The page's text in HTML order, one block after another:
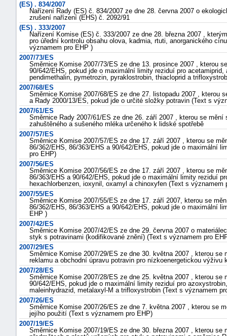
(ES) . 834/2007
Nařízení Rady (ES) č. 834/2007 ze dne 28. června 2007 o
zrušení nařízení (EHS) č. 2092/91
(ES) . 333/2007
Nařízení Komise (ES) č. 333/2007 ze dne 28. března 2007 ,
pro úřední kontrolu obsahu olova, kadmia, rtuti, anorganického
významem pro EHP )
2007/73/ES
Směrnice Komise 2007/73/ES ze dne 13. prosince 2007 , kterou
90/642/EHS, pokud jde o maximální limity reziduí pro
pendimethalin, pymetrozin, pyraklostrobin, thiacloprid a
2007/68/ES
Směrnice Komise 2007/68/ES ze dne 27. listopadu 2007 , kterou
a Rady 2000/13/ES, pokud jde o určité složky potravin (Text s
2007/61/ES
Směrnice Rady 2007/61/ES ze dne 26. září 2007 , kterou se
zahuštěného a sušeného mléka určeného k lidské spotřebě
2007/57/ES
Směrnice Komise 2007/57/ES ze dne 17. září 2007 , kterou se
86/362/EHS, 86/363/EHS a 90/642/EHS, pokud jde o maximální
pro EHP)
2007/56/ES
Směrnice Komise 2007/56/ES ze dne 17. září 2007 , kterou se
86/363/EHS a 90/642/EHS, pokud jde o maximální limity reziduí
hexachlorbenzen, ioxynil, oxamyl a chinoxyfen (Text s významem
2007/55/ES
Směrnice Komise 2007/55/ES ze dne 17. září 2007, kterou se
86/362/EHS, 86/363/EHS a 90/642/EHS, pokud jde o maximální
EHP )
2007/42/ES
Směrnice Komise 2007/42/ES ze dne 29. června 2007 o
styk s potravinami (kodifikované znění) (Text s významem pro
2007/29/ES
Směrnice Komise 2007/29/ES ze dne 30. května 2007 , kterou
reklamu a obchodní úpravu potravin pro nízkoenergetickou
2007/28/ES
Směrnice Komise 2007/28/ES ze dne 25. května 2007 , kterou
90/642/EHS, pokud jde o maximální limity reziduí pro
maleinhydrazid, metalaxyl-M a trifloxystrobin (Text s významem
2007/26/ES
Směrnice Komise 2007/26/ES ze dne 7. května 2007 , kterou se
jejího použití (Text s významem pro EHP)
2007/19/ES
Směrnice Komise 2007/19/ES ze dne 30. března 2007 , kterou se